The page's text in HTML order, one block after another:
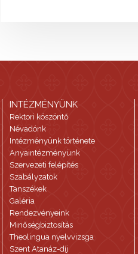
INTÉZMÉNYÜNK
Rektori köszöntő
Névadónk
Intézményünk története
Anyaintézményünk
Szervezeti felépítés
Szabályzatok
Tanszékek
Galéria
Rendezvényeink
Minőségbiztosítás
Theolingua nyelvvizsga
Szent Atanáz-díj